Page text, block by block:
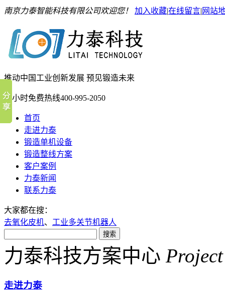
南京力泰智能科技有限公司欢迎您！ 加入收藏|在线留言| 网站
推动中国工业创新发展 预见锻造未来
24小时免费热线400-995-2050
首页
走进力泰
锻造单机设备
锻造整线方案
客户案例
力泰新闻
联系力泰
大家都在搜：
去氧化皮机、 工业多关节机器人
力泰科技方案中心
走进力泰